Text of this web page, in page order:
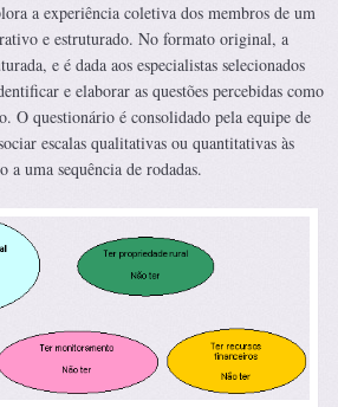
a experiência coletiva dos membros de um
e estruturado. No formato original, a
e é dada aos especialistas selecionados
e elaborar as questões percebidas como
O questionário é consolidado pela equipe de
escalas qualitativas ou quantitativas às
a uma sequência de rodadas.